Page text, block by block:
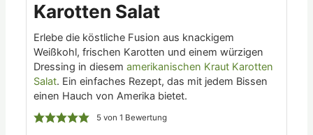
Karotten Salat
Erlebe die köstliche Fusion aus knackigem
Weißkohl, frischen Karotten und einem würzigen
Dressing in diesemamerikanischen Kraut Karotten
Salat. Ein einfaches Rezept, das mit jedem Bissen
einen Hauch von Amerika bietet.
5 von 1 Bewertung